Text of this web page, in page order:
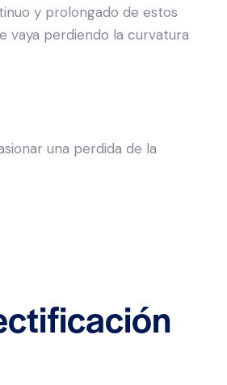
y prolongado de estos
vaya perdiendo la curvatura
una perdida de la